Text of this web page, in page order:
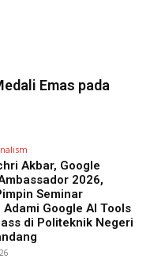
Emas pada
Akbar, Google
2026,
Seminar
Adami Google AI Tools
di Politeknik Negeri